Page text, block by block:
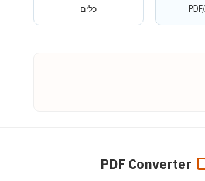
כלים
PDF Converter